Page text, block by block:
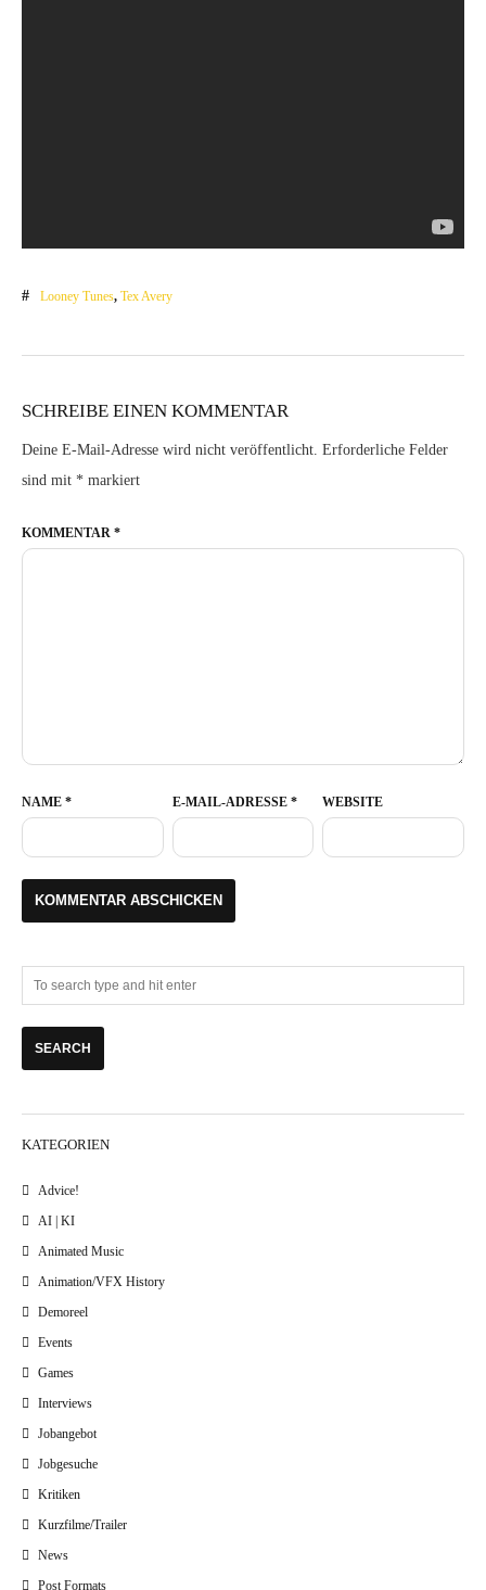
Looney Tunes, Tex Avery
SCHREIBE EINEN KOMMENTAR
Deine E-Mail-Adresse wird nicht veröffentlicht. Erforderliche Felder
sind mit * markiert
KOMMENTAR *
NAME * E-MAIL-ADRESSE * WEBSITE
KATEGORIEN
Advice!
AI | KI
Animated Music
Animation/VFX History
Demoreel
Events
Games
Interviews
Jobangebot
Jobgesuche
Kritiken
Kurzfilme/Trailer
News
Post Formats